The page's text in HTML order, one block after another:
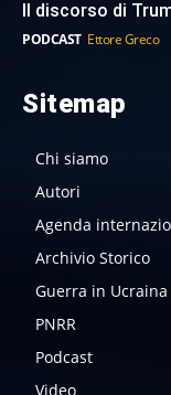
Il discorso di
PODCAST Ettore Greco
Sitemap
Chi siamo
Autori
Agenda
Archivio Storico
Guerra in Ucraina
PNRR
Podcast
Video